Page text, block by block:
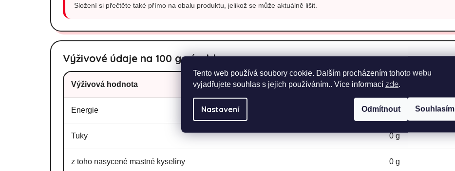
Tento web používá soubory cookie. Dalším procházením tohoto webu
vyjadřujete souhlas s jejich používáním.. Více informací zde.
Nastavení Odmítnout Souhlasím
Složení si přečtěte také přímo na obalu produktu, jelikož se může aktuálně lišit.
Výživové údaje na 100 g výrobku
Výživová hodnota Množství
Energie 1411 kJ / 332 kcal
Tuky 0 g
z toho nasycené mastné kyseliny 0 g